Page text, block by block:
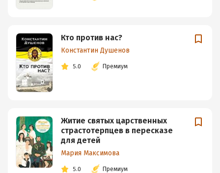
Кто против нас?
Константин Душенов
5.0 Премиум
Житие святых царственных
страстотерпцев в пересказе
для детей
Мария Максимова
5.0 Премиум